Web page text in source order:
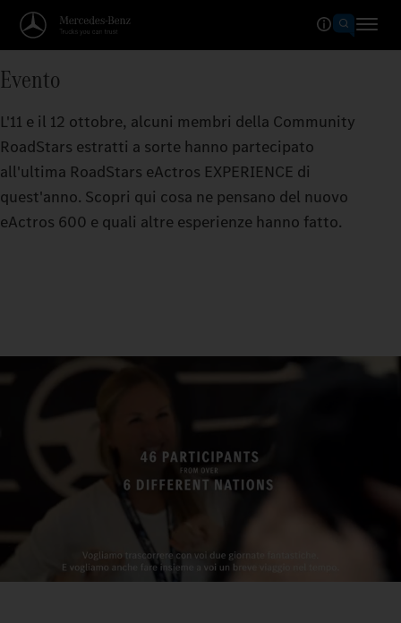
Evento
L'11 e il 12 ottobre, alcuni membri della Community
RoadStars estratti a sorte hanno partecipato
all'ultima RoadStars eActros EXPERIENCE di
quest'anno. Scopri qui cosa ne pensano del nuovo
eActros 600 e quali altre esperienze hanno fatto.